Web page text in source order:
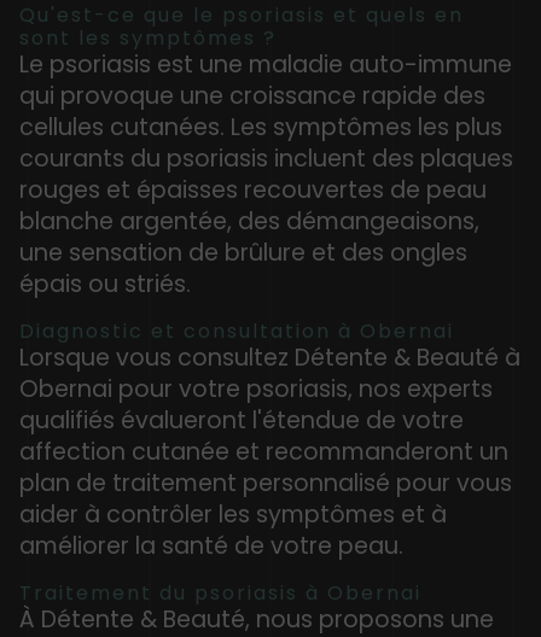
Qu'est-ce que le psoriasis et quels en
sont les symptômes ?
Le psoriasis est une maladie auto-immune
qui provoque une croissance rapide des
cellules cutanées. Les symptômes les plus
courants du psoriasis incluent des plaques
rouges et épaisses recouvertes de peau
blanche argentée, des démangeaisons,
une sensation de brûlure et des ongles
épais ou striés.
Diagnostic et consultation à Obernai
Lorsque vous consultez Détente & Beauté à
Obernai pour votre psoriasis, nos experts
qualifiés évalueront l'étendue de votre
affection cutanée et recommanderont un
plan de traitement personnalisé pour vous
aider à contrôler les symptômes et à
améliorer la santé de votre peau.
Traitement du psoriasis à Obernai
À Détente & Beauté, nous proposons une